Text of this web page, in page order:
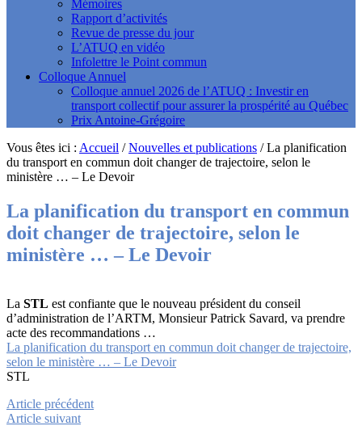
Mémoires
Rapport d’activités
Revue de presse du jour
L’ATUQ en vidéo
Infolettre le Point commun
Colloque Annuel
Colloque annuel 2026 de l’ATUQ : Investir en
transport collectif pour assurer la prospérité au Québec
Prix Antoine-Grégoire
Vous êtes ici : Accueil /Nouvelles et publications /La planification
du transport en commun doit changer de trajectoire, selon le
ministère … – Le Devoir
La planification du transport en commun
doit changer de trajectoire, selon le
ministère … – Le Devoir
La STL est confiante que le nouveau président du conseil
d’administration de l’ARTM, Monsieur Patrick Savard, va prendre
acte des recommandations …
La planification du transport en commun doit changer de trajectoire,
selon le ministère … – Le Devoir
STL
Article précédent
Article suivant